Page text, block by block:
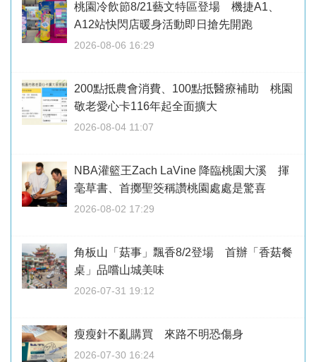
桃園冷飲節8/21藝文特區登場 機捷A1、
A12站快閃店暖身活動即日搶先開跑
2026-08-06 16:29
200點抵農會消費、100點抵醫療補助 桃園
敬老愛心卡116年起全面擴大
2026-08-04 11:07
NBA灌籃王Zach LaVine 降臨桃園大溪 揮
毫草書、首擲聖筊稱讚桃園處處是驚喜
2026-08-02 17:29
角板山「菇事」飄香8/2登場 首辦「香菇餐
桌」品嚐山城美味
2026-07-31 19:12
瘦瘦針不亂購買 來路不明恐傷身
2026-07-30 16:24